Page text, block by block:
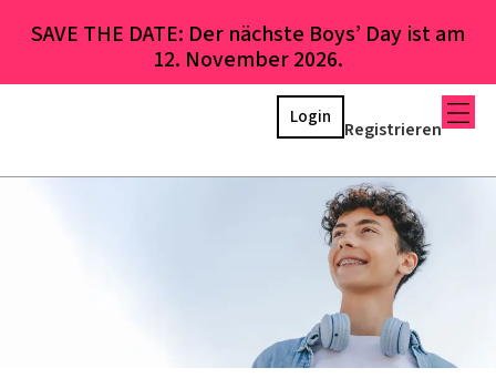
SAVE THE DATE: Der nächste Boys’ Day ist am
12. November 2026.
Registrieren
Login